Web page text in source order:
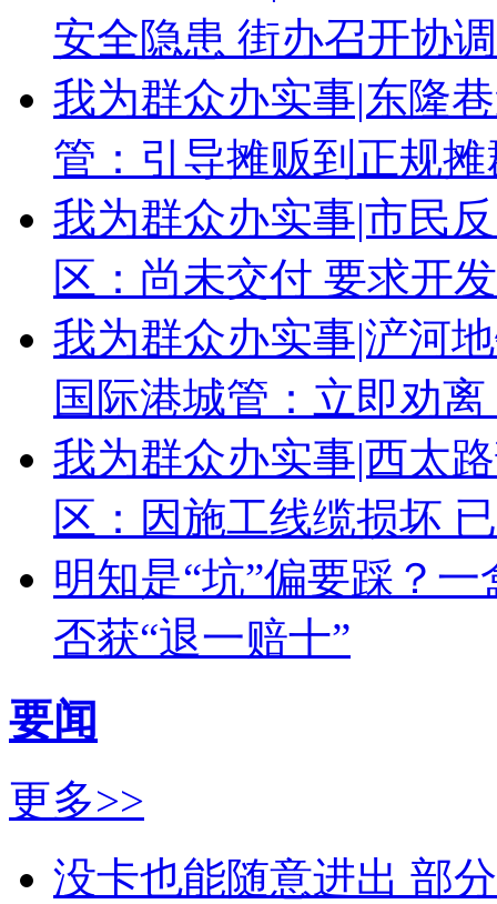
安全隐患 街办召开协
我为群众办实事|东隆
管：引导摊贩到正规摊
我为群众办实事|市民
区：尚未交付 要求开
我为群众办实事|浐河
国际港城管：立即劝
我为群众办实事|西太
区：因施工线缆损坏
明知是“坑”偏要踩？
否获“退一赔十”
要闻
更多>>
没卡也能随意进出 部